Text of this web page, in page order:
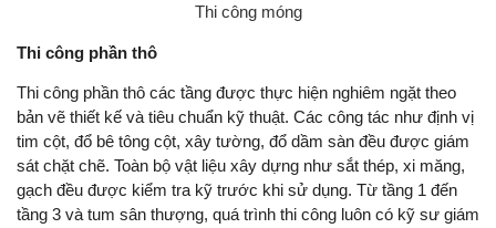
Thi công móng
Thi công phần thô
Thi công phần thô các tầng được thực hiện nghiêm ngặt theo
bản vẽ thiết kế và tiêu chuẩn kỹ thuật. Các công tác như định vị
tim cột, đổ bê tông cột, xây tường, đổ dầm sàn đều được giám
sát chặt chẽ. Toàn bộ vật liệu xây dựng như sắt thép, xi măng,
gạch đều được kiểm tra kỹ trước khi sử dụng. Từ tầng 1 đến
tầng 3 và tum sân thượng, quá trình thi công luôn có kỹ sư giám